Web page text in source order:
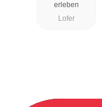
erleben
Lofer